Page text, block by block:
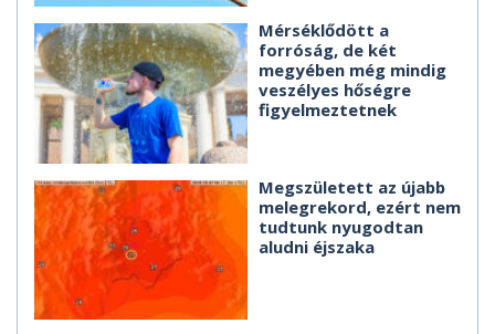
Mérséklődött a
forróság, de két
megyében még mindig
veszélyes hőségre
figyelmeztetnek
Megszületett az újabb
melegrekord, ezért nem
tudtunk nyugodtan
aludni éjszaka